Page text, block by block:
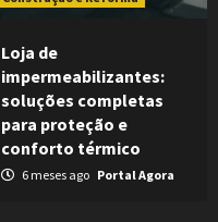
Loja de
impermeabilizantes:
soluções completas
para proteção e
conforto térmico
6 meses ago Portal Agora